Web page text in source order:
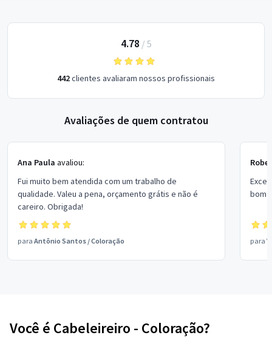
4.78 / 5
442clientes avaliaram nossos profissionais
Avaliações de quem contratou
Ana Paula avaliou:
Fui muito bem atendida com um trabalho de
qualidade. Valeu a pena, orçamento grátis e não é
careiro. Obrigada!
para Antônio Santos /Coloração
bom
para
Você é Cabeleireiro - Coloração?